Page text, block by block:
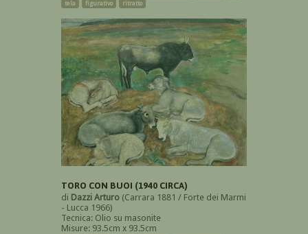
tela
figurativo ritratto
TORO CON BUOI (1940 CIRCA)
di Dazzi Arturo (Carrara 1881 / Forte dei Marmi
- Lucca 1966)
Tecnica: Olio su masonite
Misure: 93.5cm x 93.5cm